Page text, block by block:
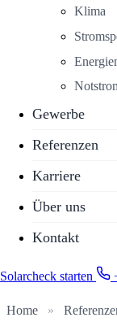
Klima
Gewerbe
Referenzen
Karriere
Über uns
Kontakt
Solarcheck starten
Home »